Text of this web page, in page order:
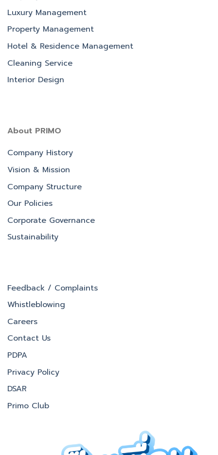
Luxury Management
Property Management
Hotel & Residence Management
Cleaning Service
Interior Design
About PRIMO
Company History
Vision & Mission
Company Structure
Our Policies
Corporate Governance
Sustainability
Feedback / Complaints
Whistleblowing
Careers
Contact Us
PDPA
Privacy Policy
DSAR
Primo Club